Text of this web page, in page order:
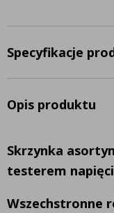
Specyfikacje
Opis produktu
Skrzynka
testerem
Wszechstronne